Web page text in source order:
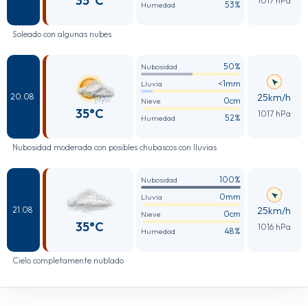
Humedad 53%
Soleado con algunas nubes
20.08
35°C
Nubosidad 50%
Lluvia <1mm
Nieve 0cm
Humedad 52%
25km/h
1017 hPa
Nubosidad moderada con posibles chubascos con lluvias
21.08
35°C
Nubosidad 100%
Lluvia 0mm
Nieve 0cm
Humedad 48%
25km/h
1016 hPa
Cielo completamente nublado